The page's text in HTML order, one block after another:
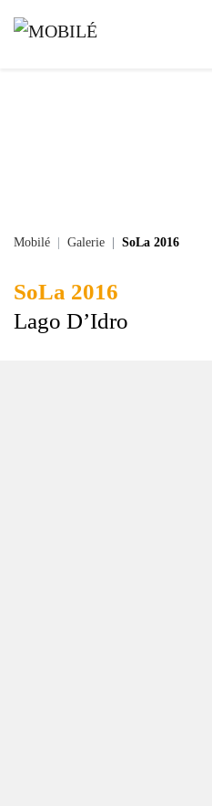
Mobilé Galerie SoLa 2016
SoLa 2016
Lago D’Idro